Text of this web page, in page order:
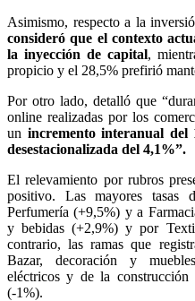
Asimismo, respecto a la
consideró que el contexto
la inyección de capital,
propicio y el 28,5% prefirió
Por otro lado, detalló que
online realizadas por los
un incremento interanual del
desestacionalizada del 4,1%”.
El relevamiento por rubros
positivo. Las mayores tasas
Perfumería (+9,5%) y a
y bebidas (+2,9%) y por
contrario, las ramas que
Bazar, decoración y
eléctricos y de la
(-1%).